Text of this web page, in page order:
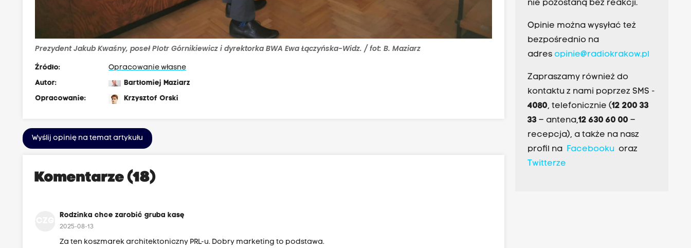
Prezydent Jakub Kwaśny, poseł PIotr Górnikiewicz i dyrektorka BWA Ewa Łączyńska-Widz. / fot: B. Maziarz
Źródło:
Opracowanie własne
Autor:
Bartłomiej Maziarz
Opracowanie:
Krzysztof Orski
Wyślij opinię na temat artykułu
Komentarze (18)
Rodzinka chce zarobić gruba kasę
2025-08-13
Za ten koszmarek architektoniczny PRL-u. Dobry marketing to podstawa.
nie pozostaną bez reakcji.
Opinie można wysyłać też
bezpośrednio na
adres opinie@radiokrakow.pl
Zapraszamy również do
kontaktu z nami poprzez SMS -
4080, telefonicznie (12 200 33
33– antena,12 630 60 00 –
recepcja), a także na nasz
profil na Facebookuoraz
Twitterze